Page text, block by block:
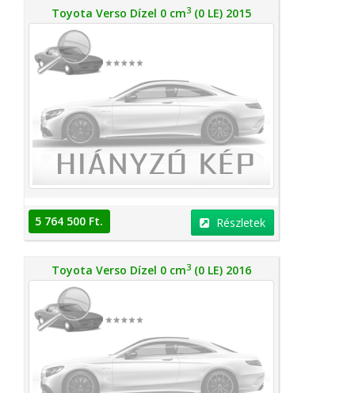
Toyota Verso Dízel 0 cm3 (0 LE) 2015
5 764 500 Ft. Részletek
Toyota Verso Dízel 0 cm3 (0 LE) 2016